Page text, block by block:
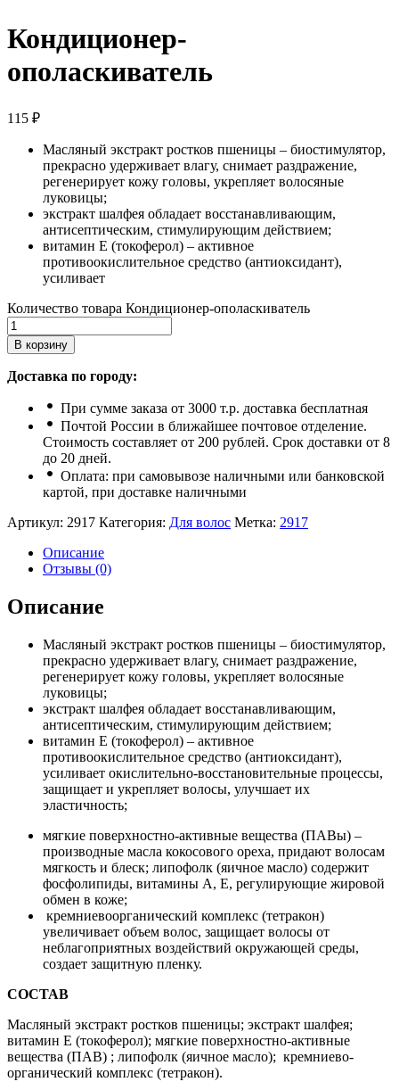
Кондиционер-
ополаскиватель
115 ₽
Масляный экстракт ростков пшеницы – биостимулятор,
прекрасно удерживает влагу, снимает раздражение,
регенерирует кожу головы, укрепляет волосяные
луковицы;
экстракт шалфея обладает восстанавливающим,
антисептическим, стимулирующим действием;
витамин Е (токоферол) – активное
противоокислительное средство (антиоксидант),
усиливает
Количество товара Кондиционер-ополаскиватель
В корзину
Доставка по городу:
При сумме заказа от 3000 т.р. доставка бесплатная
Почтой России в ближайшее почтовое отделение.
Стоимость составляет от 200 рублей. Срок доставки от 8
до 20 дней.
Оплата: при самовывозе наличными или банковской
картой, при доставке наличными
Артикул: 2917 Категория: Для волос Метка: 2917
Описание
Отзывы (0)
Описание
Масляный экстракт ростков пшеницы – биостимулятор,
прекрасно удерживает влагу, снимает раздражение,
регенерирует кожу головы, укрепляет волосяные
луковицы;
экстракт шалфея обладает восстанавливающим,
антисептическим, стимулирующим действием;
витамин Е (токоферол) – активное
противоокислительное средство (антиоксидант),
усиливает окислительно-восстановительные процессы,
защищает и укрепляет волосы, улучшает их
эластичность;
мягкие поверхностно-активные вещества (ПАВы) –
производные масла кокосового ореха, придают волосам
мягкость и блеск; липофолк (яичное масло) содержит
фосфолипиды, витамины А, Е, регулирующие жировой
обмен в коже;
кремниево­органический комплекс (тетракон)
увеличивает объем волос, защищает волосы от
неблагоприятных воздействий окружающей среды,
создает защитную пленку.
СОСТАВ
Масляный экстракт ростков пшеницы; экстракт шалфея;
витамин Е (токоферол); мягкие поверхностно-активные
вещества (ПАВ) ; липофолк (яичное масло); кремниево­
органический комплекс (тетракон).